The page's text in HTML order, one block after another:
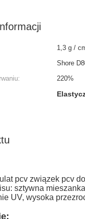
1,3 g /
Shore
220%
pcv związek pcv
sztywna
UV, wysoka